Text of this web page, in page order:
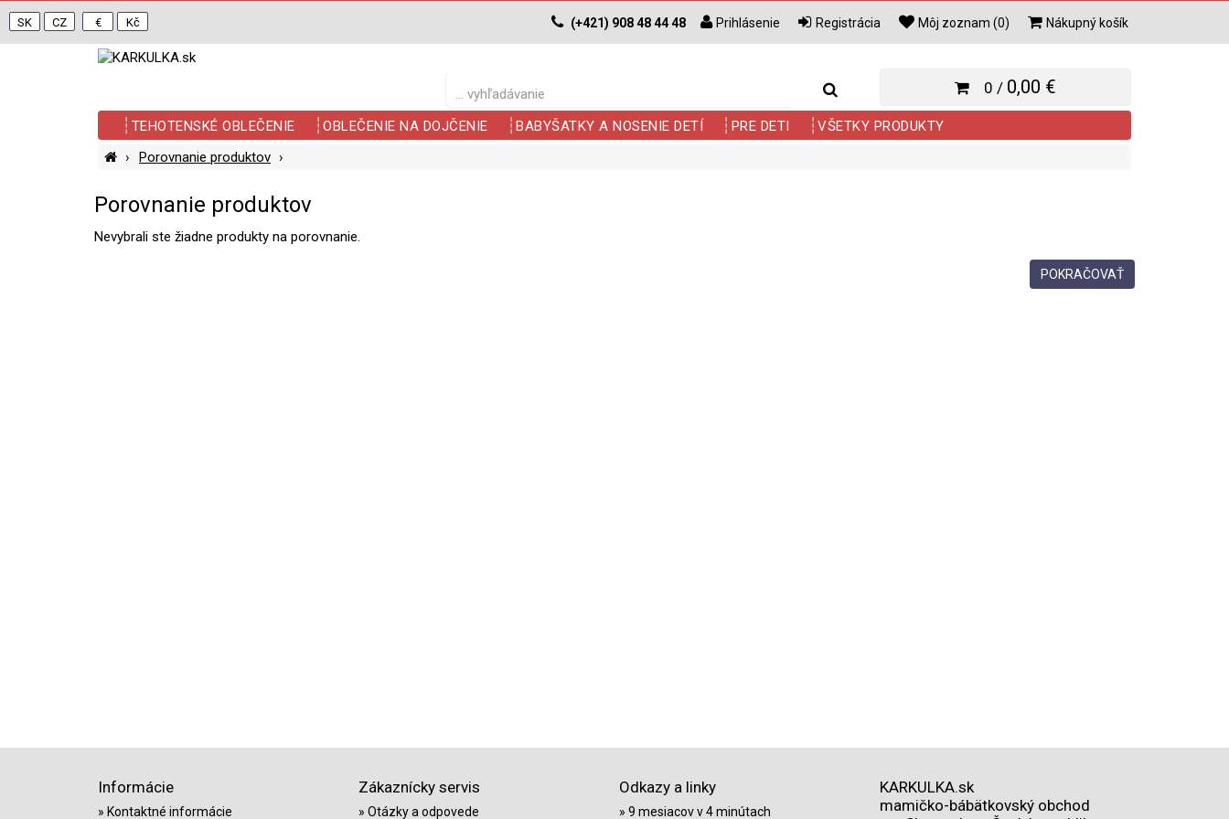
SK CZ € Kč (+421) 908 48 44 48 Prihlásenie Registrácia Môj zoznam (0) Nákupný košík
0 / 0,00 €
TEHOTENSKÉ OBLEČENIE OBLEČENIE NA DOJČENIE BABYŠATKY A NOSENIE DETÍ PRE DETI
VŠETKY PRODUKTY
Porovnanie produktov
Porovnanie produktov
Nevybrali ste žiadne produkty na porovnanie.
POKRAČOVAŤ
Informácie
Kontaktné informácie
Zákaznícky servis
Otázky a odpovede
Odkazy a linky
9 mesiacov v 4 minútach
KARKULKA.sk
mamičko-bábätkovský obchod